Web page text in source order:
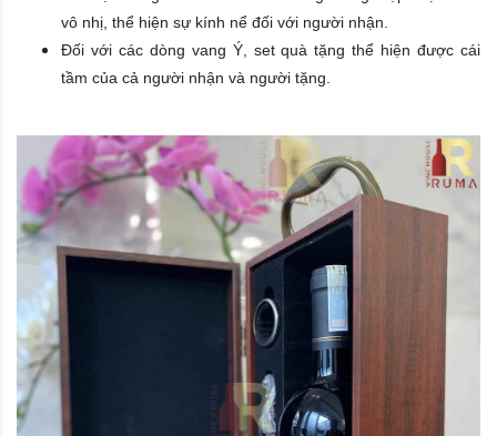
vô nhị, thể hiện sự kính nể đối với người nhận.
Đối với các dòng vang Ý, set quà tặng thể hiện được cái
tầm của cả người nhận và người tặng.